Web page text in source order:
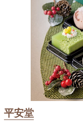
平安堂